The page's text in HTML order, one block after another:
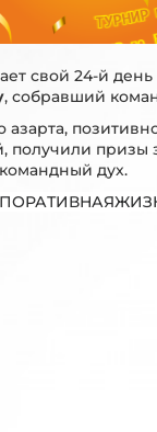
свой 24-й
, собравший
получили призы
дух.